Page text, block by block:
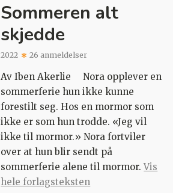
Sommeren alt
skjedde
2022 26 anmeldelser
Av Iben Akerlie Nora opplever en
sommerferie hun ikke kunne
forestilt seg. Hos en mormor som
ikke er som hun trodde. «Jeg vil
ikke til mormor.» Nora fortviler
over at hun blir sendt på
sommerferie alene til mormor.Vis
hele forlagsteksten